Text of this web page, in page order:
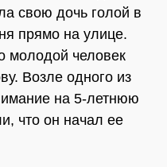
свою дочь голой в
прямо на улице.
молодой человек
Возле одного из
на 5-летнюю
что он начал ее